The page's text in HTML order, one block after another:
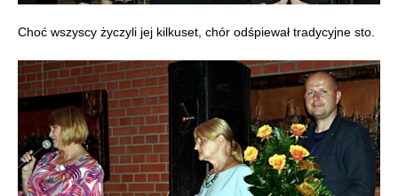
Choć wszyscy życzyli jej kilkuset, chór odśpiewał tradycyjne sto.